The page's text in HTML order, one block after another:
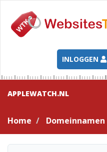
INLOGGEN
APPLEWATCH.NL
Home Domeinnamen